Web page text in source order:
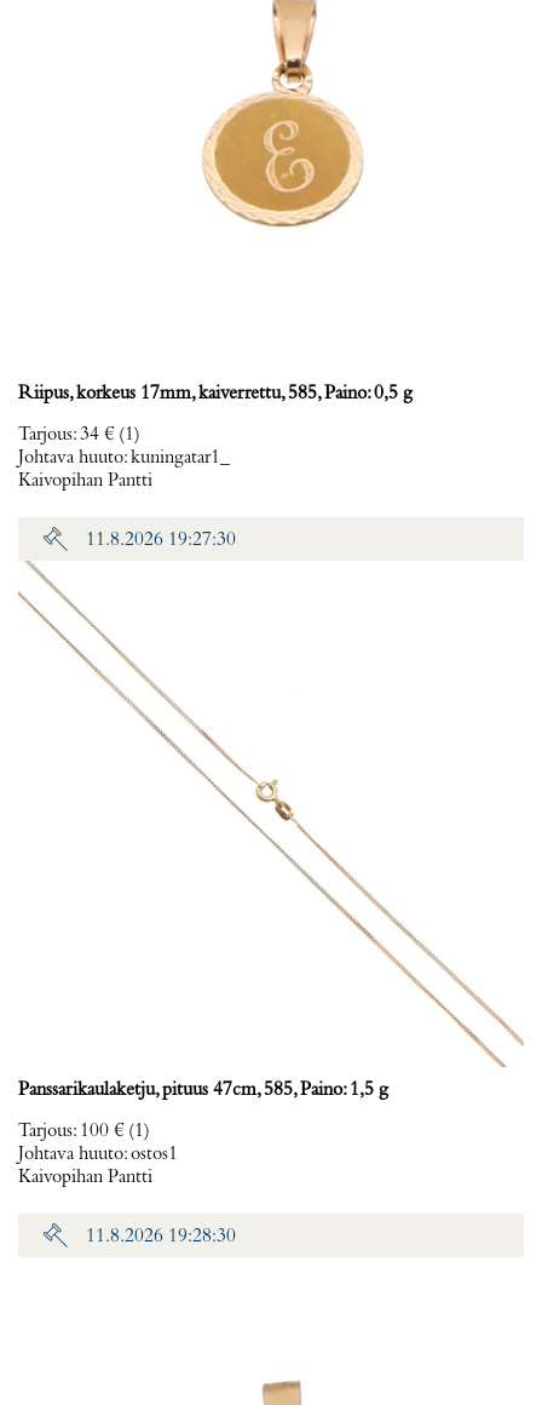
Riipus, korkeus 17mm, kaiverrettu, 585, Paino: 0,5 g
Tarjous:34 € (1)
Johtava huuto:kuningatar1_
Kaivopihan Pantti
11.8.2026 19:27:30
Panssarikaulaketju, pituus 47cm, 585, Paino: 1,5 g
Tarjous: 100 € (1)
Johtava huuto:ostos1
Kaivopihan Pantti
11.8.2026 19:28:30